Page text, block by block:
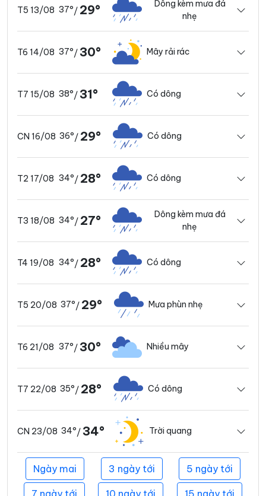
T5 13/08 37°/ 29°
Dông kèm mưa đá
nhẹ
T6 14/08 37°/30° Mây rải rác
T7 15/08 38°/31° Có dông
CN 16/08 36°/ 29° Có dông
T2 17/08 34°/ 28° Có dông
T3 18/08 34°/ 27°
Dông kèm mưa đá
nhẹ
T4 19/08 34°/ 28° Có dông
T5 20/08 37°/ 29° Mưa phùn nhẹ
T6 21/08 37°/30° Nhiều mây
T7 22/08 35°/ 28° Có dông
CN 23/08 34°/34° Trời quang
Ngày mai 3 ngày tới 5 ngày tới
7 ngày tới 10 ngày tới 15 ngày tới